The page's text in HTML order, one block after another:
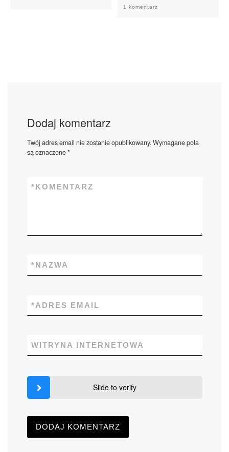
1 komentarz
Dodaj komentarz
Twój adres email nie zostanie opublikowany.Wymagane pola
są oznaczone*
KOMENTARZ
*
NAZWA
*
ADRES EMAIL
*
WITRYNA INTERNETOWA
Slide to verify